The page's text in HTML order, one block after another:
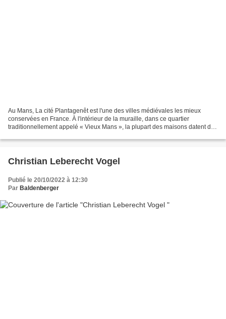
Au Mans, La cité Plantagenêt est l'une des villes médiévales les mieux
conservées en France. À l'intérieur de la muraille, dans ce quartier
traditionnellement appelé « Vieux Mans », la plupart des maisons datent de
Christian Leberecht Vogel
Publié le 20/10/2022 à 12:30
Par Baldenberger